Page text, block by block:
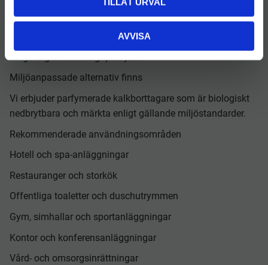
AVVISA
Lämplig för daglig eller periodisk användning
Passar i både löpande städrutiner och för mer krävande
Miljöanpassade alternativ finns
Vi erbjuder parfymerade kalkborttagare som är biologiskt
nedbrytbara och märkta enligt gällande miljöstandarder.
Rekommenderade användningsområden
Hotell och spa-anläggningar
Restauranger och storkök
Offentliga toaletter och duschutrymmen
Gym, simhallar och sportanläggningar
Kontor och konferensanläggningar
Vård- och omsorgsinrättningar